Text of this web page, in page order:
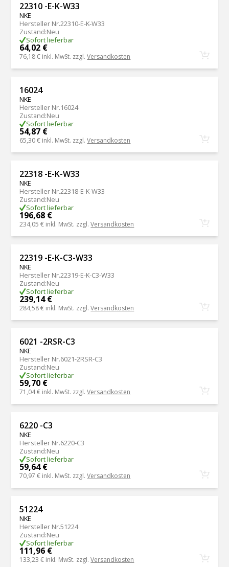
22310 -E-K-W33
NKE
Hersteller Nr.22310-E-K-W33
Zustand:Neu
Sofort lieferbar
64,02 €
76,18 € inkl. MwSt. zzgl.Versandkosten
16024
NKE
Hersteller Nr.16024
Zustand:Neu
Sofort lieferbar
54,87 €
65,30 € inkl. MwSt. zzgl.Versandkosten
22318 -E-K-W33
NKE
Hersteller Nr.22318-E-K-W33
Zustand:Neu
Sofort lieferbar
196,68 €
234,05 € inkl. MwSt. zzgl.Versandkosten
22319 -E-K-C3-W33
NKE
Hersteller Nr.22319-E-K-C3-W33
Zustand:Neu
Sofort lieferbar
239,14 €
284,58 € inkl. MwSt. zzgl.Versandkosten
6021 -2RSR-C3
NKE
Hersteller Nr.6021-2RSR-C3
Zustand:Neu
Sofort lieferbar
59,70 €
71,04 € inkl. MwSt. zzgl.Versandkosten
6220 -C3
NKE
Hersteller Nr.6220-C3
Zustand:Neu
Sofort lieferbar
59,64 €
70,97 € inkl. MwSt. zzgl.Versandkosten
51224
NKE
Hersteller Nr.51224
Zustand:Neu
Sofort lieferbar
111,96 €
133,23 € inkl. MwSt. zzgl.Versandkosten